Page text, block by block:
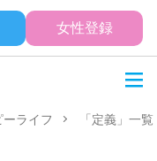
女性登録
ライフ 「定義」一覧